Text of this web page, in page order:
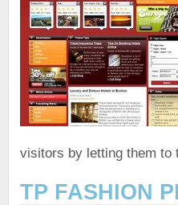
visitors by letting them to
TP FASHION